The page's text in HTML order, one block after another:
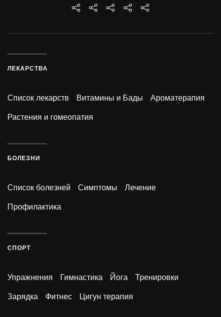
ЛЕКАРСТВА
Список лекарств Витамины и Бады Ароматерапия
Растения и гомеопатия
БОЛЕЗНИ
Список болезней Симптомы Лечение
Профилактика
СПОРТ
Упражнения Гимнастика Йога Тренировки
Зарядка Фитнес Цигун терапия